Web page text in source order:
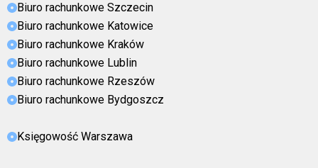
Biuro rachunkowe Szczecin
Biuro rachunkowe Katowice
Biuro rachunkowe Kraków
Biuro rachunkowe Lublin
Biuro rachunkowe Rzeszów
Biuro rachunkowe Bydgoszcz
Księgowość Warszawa